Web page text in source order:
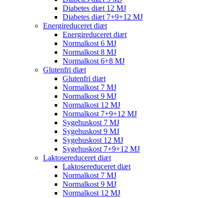
Diabetes diæt 12 MJ
Diabetes diæt 7+9+12 MJ
Energireduceret diæt
Energireduceret diæt
Normalkost 6 MJ
Normalkost 8 MJ
Normalkost 6+8 MJ
Glutenfri diæt
Glutenfri diæt
Normalkost 7 MJ
Normalkost 9 MJ
Normalkost 12 MJ
Normalkost 7+9+12 MJ
Sygehuskost 7 MJ
Sygehuskost 9 MJ
Sygehuskost 12 MJ
Sygehuskost 7+9+12 MJ
Laktosereduceret diæt
Laktosereduceret diæt
Normalkost 7 MJ
Normalkost 9 MJ
Normalkost 12 MJ